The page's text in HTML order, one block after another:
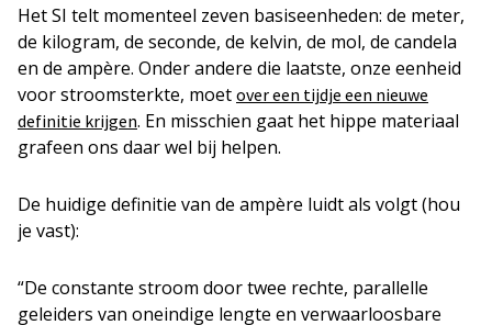
Het SI telt momenteel zeven basiseenheden: de meter,
de kilogram, de seconde, de kelvin, de mol, de candela
en de ampère. Onder andere die laatste, onze eenheid
voor stroomsterkte, moet over een tijdje een nieuwe
definitie krijgen. En misschien gaat het hippe materiaal
grafeen ons daar wel bij helpen.
De huidige definitie van de ampère luidt als volgt (hou
je vast):
“De constante stroom door twee rechte, parallelle
geleiders van oneindige lengte en verwaarloosbare